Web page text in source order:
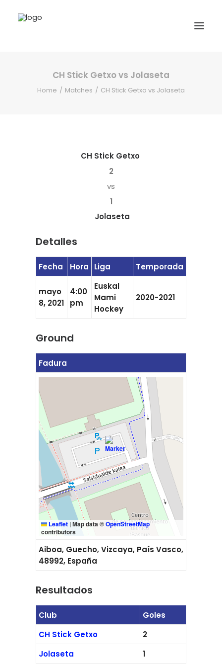
CH Stick Getxo vs Jolaseta
Home Matches CH Stick Getxo vs Jolaseta
CH Stick Getxo
2
vs
1
Jolaseta
Detalles
Fecha Hora Liga Temporada
mayo
8, 2021
4:00
pm
Euskal
Mami
Hockey
2020-2021
Ground
Fadura
Leaflet |Map data ©OpenStreetMap
contributors
Aiboa, Guecho, Vizcaya, País Vasco,
48992, España
Resultados
Club
Goles
CH Stick Getxo
2
Jolaseta
1